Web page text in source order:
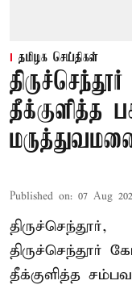
தமிழக செய்திகள்
தீக்குளித்த
Published on: 07 Aug
திருச்செந்தூர்,
திருச்செந்தூர்
தீக்குளித்த